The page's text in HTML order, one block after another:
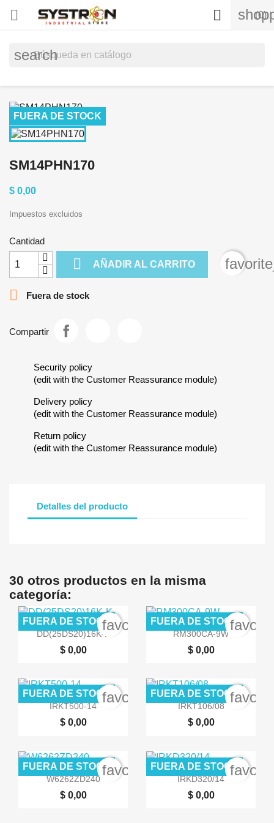
 (0)

search
FUERA DE STOCK
SM14PHN170
$ 0,00
Impuestos excluidos
Cantidad
 AÑADIR AL CARRITO

Fuera de stock
Compartir
Security policy
(edit with the Customer Reassurance module)
Delivery policy
(edit with the Customer Reassurance module)
Return policy
(edit with the Customer Reassurance module)
Detalles del producto
30 otros productos en la misma
categoría:
 Vista rápida
DD(25DS20)16K-K
$ 0,00
FUERA DE STOCKfavorite_border
 Vista rápida
RM300CA-9W
$ 0,00
FUERA DE STOCK
 Vista rápida
IRKT500-14
$ 0,00
FUERA DE STOCKfavorite_border
 Vista rápida
IRKT106/08
$ 0,00
FUERA DE STOCK
 Vista rápida
W6262ZD240
$ 0,00
FUERA DE STOCKfavorite_border
 Vista rápida
IRKD320/14
$ 0,00
FUERA DE STOCK